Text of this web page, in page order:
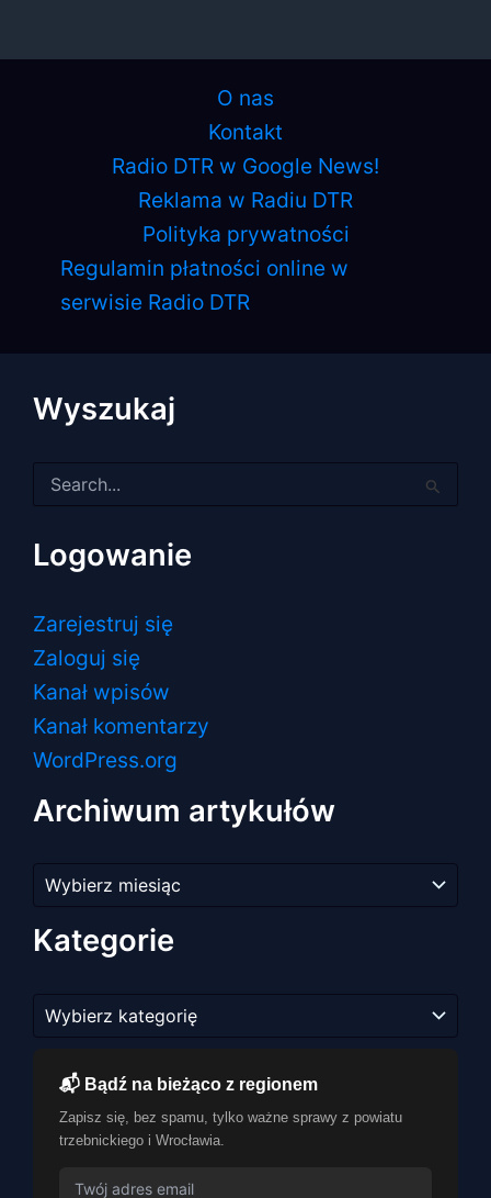
O nas
Kontakt
Radio DTR w Google News!
Reklama w Radiu DTR
Polityka prywatności
Regulamin płatności online w
serwisie Radio DTR
Wyszukaj
dla:
Logowanie
Zarejestruj się
Zaloguj się
Kanał wpisów
Kanał komentarzy
WordPress.org
Archiwum artykułów
artykułów
Kategorie
📬 Bądź na bieżąco z regionem
Zapisz się, bez spamu, tylko ważne sprawy z powiatu
trzebnickiego i Wrocławia.